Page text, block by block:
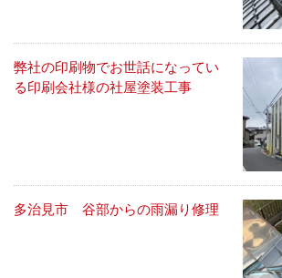
弊社の印刷物でお世話になってい
る印刷会社様の社屋塗装工事
多治見市 谷部からの雨漏り修理